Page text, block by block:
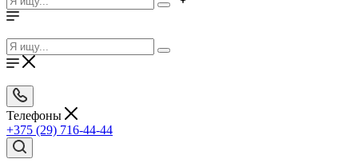
Телефоны
+375 (29) 716-44-44